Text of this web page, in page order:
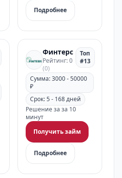
Подробнее
Финтерс
Рейтинг: 0
(0)
Топ
#13
Сумма: 3000 - 50000
₽
Срок: 5 - 168 дней
Решение за за 10
минут
Получить займ
Подробнее